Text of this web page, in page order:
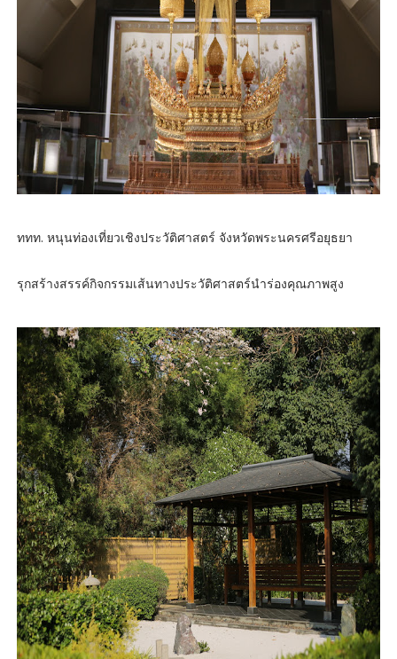
ททท. หนุนท่องเที่ยวเชิงประวัติศาสตร์ จังหวัดพระนครศรีอยุธยา
รุกสร้างสรรค์กิจกรรมเส้นทางประวัติศาสตร์นำร่องคุณภาพสูง